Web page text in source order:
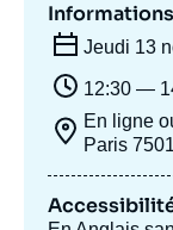
Jeudi 13
12:30 —
En ligne
Paris